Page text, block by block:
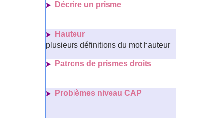
Décrire un prisme
Hauteur
plusieurs définitions du mot hauteur
Patrons de prismes droits
Problèmes niveau CAP